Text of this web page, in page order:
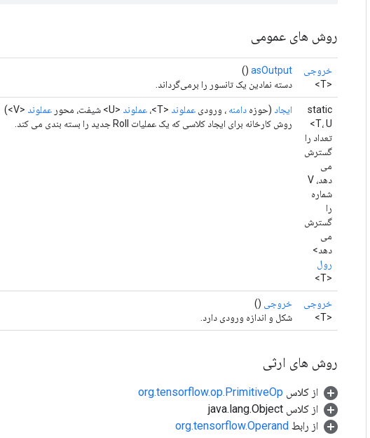
روش های عمومی
خروجی
<T>
asOutput
()
دسته نمادین یک تانسور را برمی‌گرداند.
static
<T، U
تعداد را
گسترش
می
دهد، V
شماره
را
گسترش
می
دهد>
رول
<T>
ایجاد (حوزه دامنه ، ورودی عملوند <T>، عملوند <U> شیفت، محور عملوند <V>)
روش کارخانه برای ایجاد کلاسی که یک عملیات Roll جدید را بسته بندی می کند.
خروجی
<T>
خروجی
()
شکل و اندازه ورودی دارد.
روش های ارثی
از کلاس org.tensorflow.op.PrimitiveOp
از کلاس java.lang.Object
از رابط org.tensorflow.Operand